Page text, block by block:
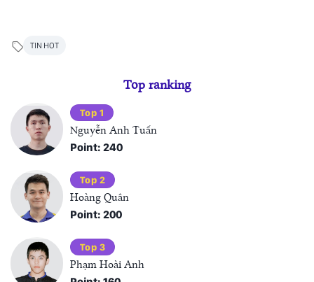
TIN HOT
Top ranking
Top 1
Nguyễn Anh Tuấn
Point: 240
Top 2
Hoàng Quân
Point: 200
Top 3
Phạm Hoài Anh